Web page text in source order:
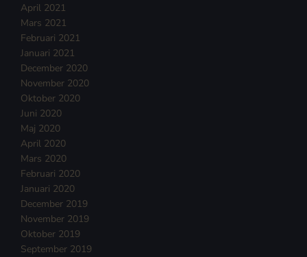
April 2021
Mars 2021
Februari 2021
Januari 2021
December 2020
November 2020
Oktober 2020
Juni 2020
Maj 2020
April 2020
Mars 2020
Februari 2020
Januari 2020
December 2019
November 2019
Oktober 2019
September 2019